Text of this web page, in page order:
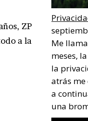
ZP
a la
Me
meses,
la
atrás me
a
una